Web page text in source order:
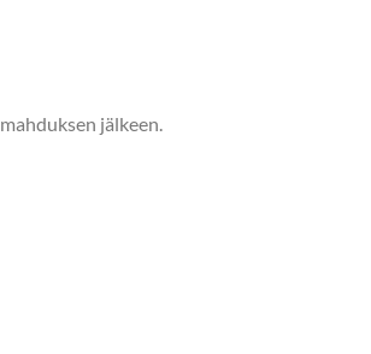
jälkeen.